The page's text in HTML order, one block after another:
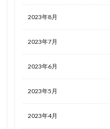
2023年8月
2023年7月
2023年6月
2023年5月
2023年4月